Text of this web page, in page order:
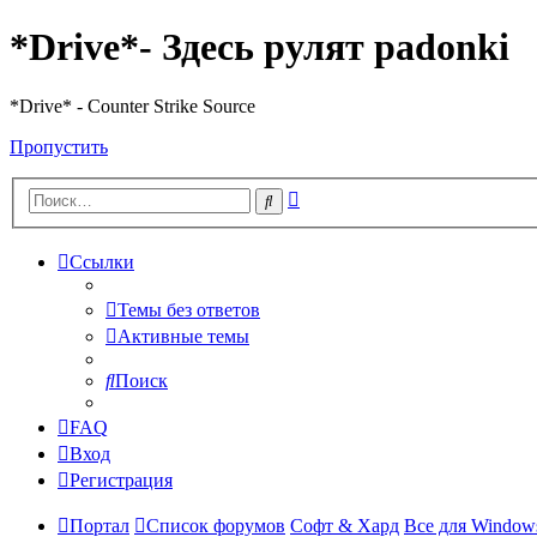
*Drive*- Здесь рулят padonki
*Drive* - Counter Strike Source
Пропустить
Поиск
Ссылки
Темы без ответов
Активные темы
Поиск
FAQ
Вход
Регистрация
Портал Список форумов Софт & Хард Все для